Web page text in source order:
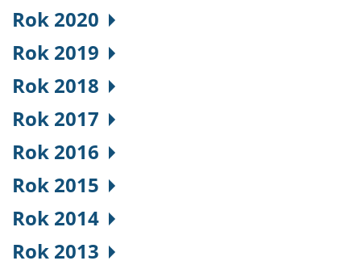
Rok 2020
Rok 2019
Rok 2018
Rok 2017
Rok 2016
Rok 2015
Rok 2014
Rok 2013